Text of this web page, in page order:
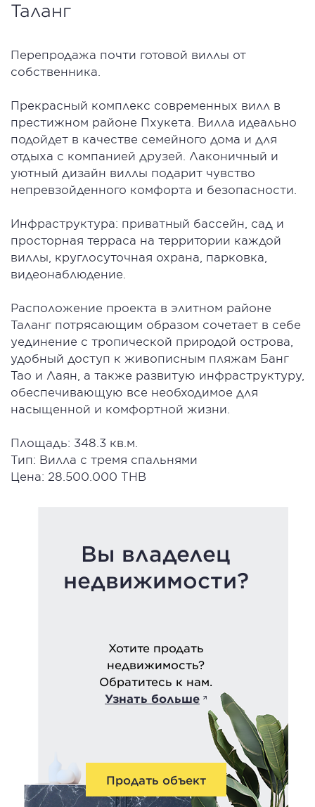
Таланг
Перепродажа почти готовой виллы от
собственника.
Прекрасный комплекс современных вилл в
престижном районе Пхукета. Вилла идеально
подойдет в качестве семейного дома и для
отдыха с компанией друзей. Лаконичный и
уютный дизайн виллы подарит чувство
непревзойденного комфорта и безопасности.
Инфраструктура: приватный бассейн, сад и
просторная терраса на территории каждой
виллы, круглосуточная охрана, парковка,
видеонаблюдение.
Расположение проекта в элитном районе
Таланг потрясающим образом сочетает в себе
уединение с тропической природой острова,
удобный доступ к живописным пляжам Банг
Тао и Лаян, а также развитую инфраструктуру,
обеспечивающую все необходимое для
насыщенной и комфортной жизни.
Площадь: 348.3 кв.м.
Тип: Вилла с тремя спальнями
Цена: 28.500.000 THB
Вы владелец
недвижимости?
Хотите продать
недвижимость?
Обратитесь к нам.
Узнать больше
Продать объект